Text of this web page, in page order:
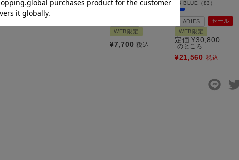
F WHITE（01）
WEB限定
¥7,700 税込
36 BLUE（83）
LADIES
セール
WEB限定
定価 ¥30,800
のところ
¥21,560 税込